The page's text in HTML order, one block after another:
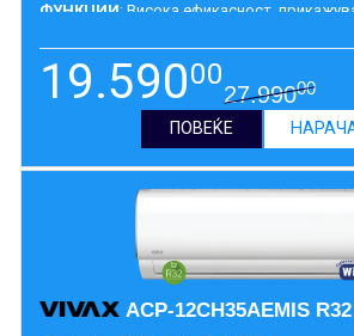
ФУНКЦИИ: Висока ефикасност,
самодијагноза, индикатор за истекување
разладување, 1W standby, турбо, заштита
надворешна единица, интелегентно
безшумна опција, двосмерен одвод на
ГАРАНЦИЈА 5 ГОДИНИ
19.59000
27.99000
ПОВЕЌЕ
ACP-12CH35AEMIS R32